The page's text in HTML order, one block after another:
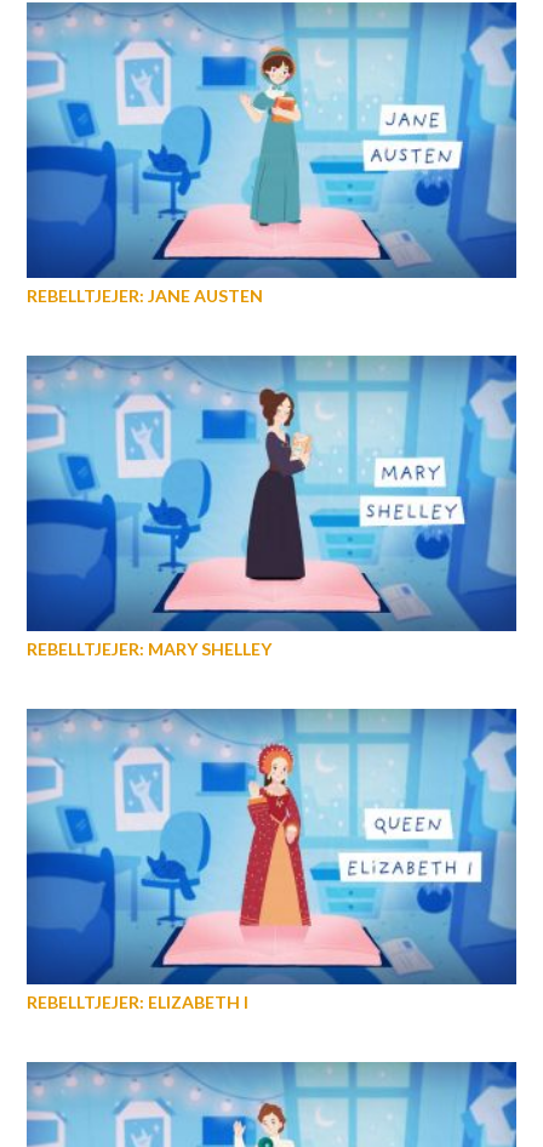
REBELLTJEJER: JANE AUSTEN
REBELLTJEJER: MARY SHELLEY
REBELLTJEJER: ELIZABETH I